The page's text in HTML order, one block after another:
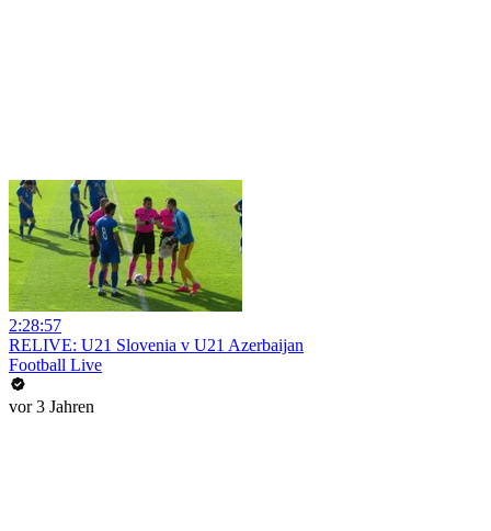
2:28:57
RELIVE: U21 Slovenia v U21 Azerbaijan
Football Live
vor 3 Jahren